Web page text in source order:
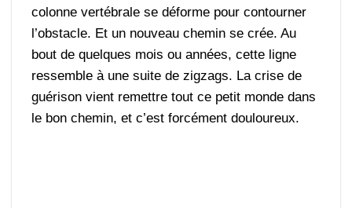
colonne vertébrale se déforme pour contourner
l’obstacle. Et un nouveau chemin se crée. Au
bout de quelques mois ou années, cette ligne
ressemble à une suite de zigzags. La crise de
guérison vient remettre tout ce petit monde dans
le bon chemin, et c’est forcément douloureux.